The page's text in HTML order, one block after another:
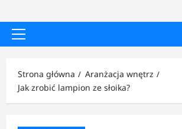
Menu
Strona główna
Aranżacja wnętrz
Jak zrobić lampion ze słoika?